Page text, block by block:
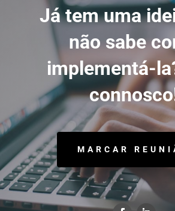
Já tem uma
não sabe
implementá-
MARCAR